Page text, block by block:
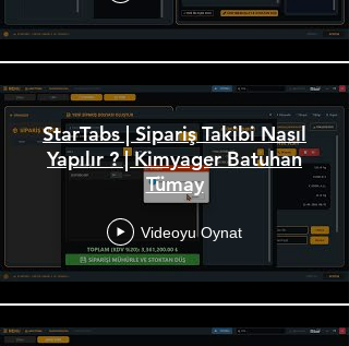
StarTabs | Sipariş Takibi Nasıl
Yapılır ? | Kimyager Batuhan
Tümay
Videoyu Oynat